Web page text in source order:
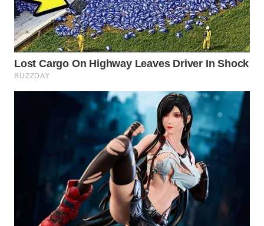
SPORT
WAHANA
UMKM
WAHANA
SELEB
WAHANA